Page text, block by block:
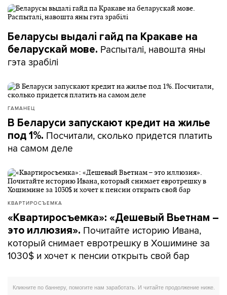
Беларусы выдалі гайд па Кракаве на
беларускай мове. Распыталі, навошта яны
гэта зрабілі
ГАМАНЕЦ
В Беларуси запускают кредит на жилье
под 1%. Посчитали, сколько придется платить
на самом деле
КВАРТИРОСЪЕМКА
«Квартиросъемка»: «Дешевый Вьетнам –
это иллюзия». Почитайте историю Ивана,
который снимает евротрешку в Хошимине за
1030$ и хочет к пенсии открыть свой бар